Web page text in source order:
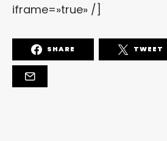
iframe=»true» /]
SHARE TWEET